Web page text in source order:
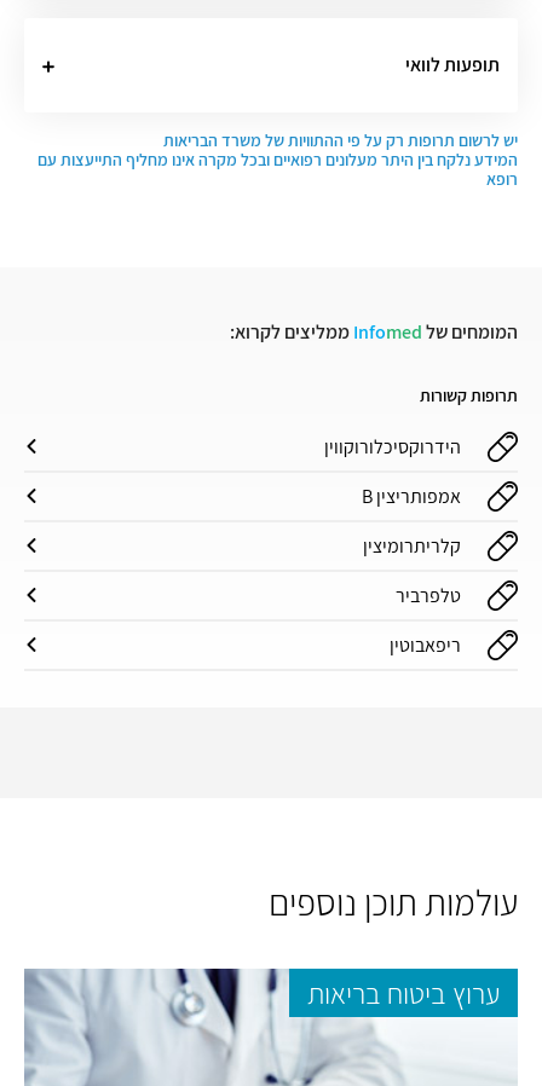
תופעות לוואי
יש לרשום תרופות רק על פי ההתוויות של משרד הבריאות
המידע נלקח בין היתר מעלונים רפואיים ובכל מקרה אינו מחליף התייעצות עם
רופא
המומחים של Infomed ממליצים לקרוא:
תרופות קשורות
הידרוקסיכלורוקווין
אמפותריצין B
קלריתרומיצין
טלפרביר
ריפאבוטין
עולמות תוכן נוספים
ערוץ ביטוח בריאות